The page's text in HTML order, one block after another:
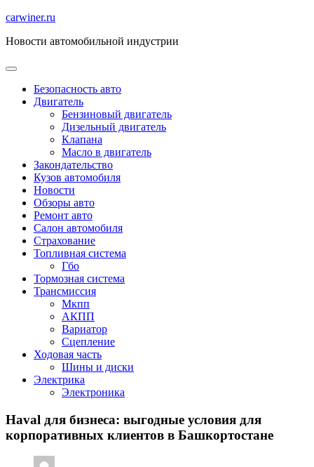
Перейти
содержимому
carwiner.ru
Новости автомобильной индустрии
Безопасность авто
Двигатель
Бензиновый двигатель
Дизельный двигатель
Клапана
Масло в двигатель
Закондательство
Кузов автомобиля
Новости
Обзоры авто
Ремонт авто
Салон автомобиля
Страхование
Топливная система
Гбо
Тормозная система
Трансмиссия
Мкпп
АКПП
Вариатор
Сцепление
Ходовая часть
Шины и диски
Электрика
Электроника
Haval для бизнеса: выгодные условия для
корпоративных клиентов в Башкортостане